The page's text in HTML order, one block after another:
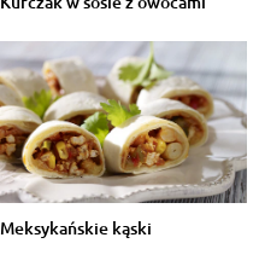
Meksykańskie kąski